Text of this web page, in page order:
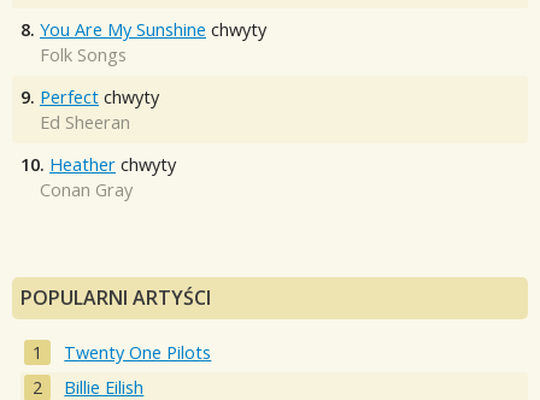
8. You Are My Sunshine chwyty
Folk Songs
9. Perfect chwyty
Ed Sheeran
10. Heather chwyty
Conan Gray
POPULARNI ARTYŚCI
Twenty One Pilots
Billie Eilish